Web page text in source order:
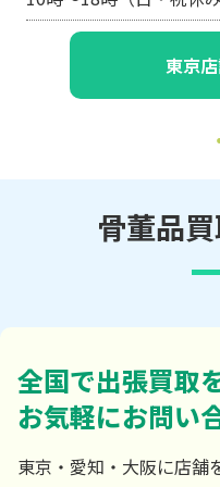
大
骨董品
全国で出張買取
お気軽にお問い
東京・愛知・大阪に店舗